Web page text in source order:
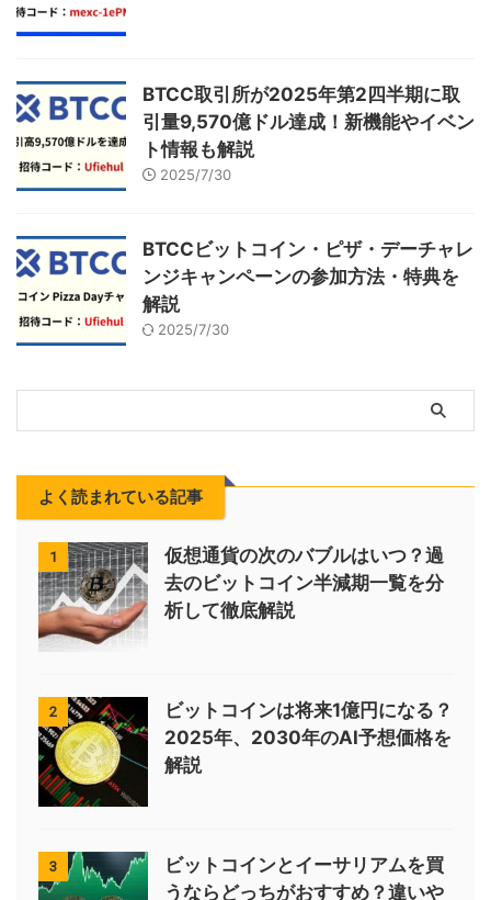
BTCC取引所が2025年第2四半期に取
引量9,570億ドル達成！新機能やイベン
ト情報も解説
2025/7/30
BTCCビットコイン・ピザ・デーチャレ
ンジキャンペーンの参加方法・特典を
解説
2025/7/30
よく読まれている記事
1
仮想通貨の次のバブルはいつ？過
去のビットコイン半減期一覧を分
析して徹底解説
2
ビットコインは将来1億円になる？
2025年、2030年のAI予想価格を
解説
3
ビットコインとイーサリアムを買
うならどっちがおすすめ？違いや